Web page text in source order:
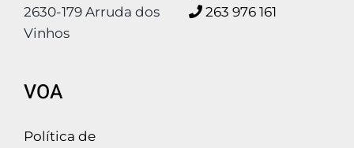
2630-179 Arruda dos
Vinhos
263 976 161
VOA
Política de